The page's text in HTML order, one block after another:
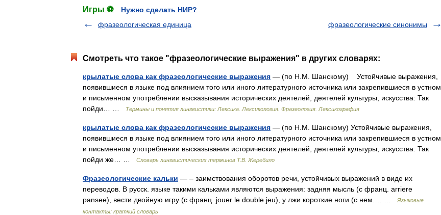
Игры ⚽
Нужно сделать НИР?
фразеологическая единица
фразеологические синонимы
Смотреть что такое "фразеологические выражения" в других словарях:
крылатые слова как фразеологические выражения — (по Н.М. Шанскому) Устойчивые выражения,
появившиеся в языке под влиянием того или иного литературного источника или закрепившиеся в устном
и письменном употреблении высказывания исторических деятелей, деятелей культуры, искусства: Так
пойди… …
Термины и понятия лингвистики: Лексика. Лексикология. Фразеология. Лексикография
крылатые слова как фразеологические выражения — (по Н.М. Шанскому) Устойчивые выражения,
появившиеся в языке под влиянием того или иного литературного источника или закрепившиеся в устном
и письменном употреблении высказывания исторических деятелей, деятелей культуры, искусства: Так
пойди же… …
Словарь лингвистических терминов Т.В. Жеребило
Фразеологические кальки — – заимствования оборотов речи, устойчивых выражений в виде их
переводов. В русск. языке такими кальками являются выражения: задняя мысль (с франц. arriere
pansee), вести двойную игру (с франц. jouer le double jeu), у лжи короткие ноги (с нем.… …
Языковые
контакты: краткий словарь